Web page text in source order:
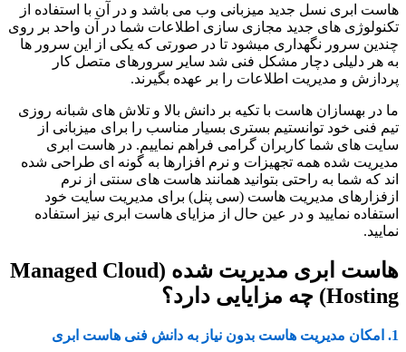
هاست ابری نسل جدید میزبانی وب می باشد و در آن با استفاده از
تکنولوژی های جدید مجازی سازی اطلاعات شما در آن واحد بر روی
چندین سرور نگهداری میشود تا در صورتی که یکی از این سرور ها
به هر دلیلی دچار مشکل فنی شد سایر سرورهای متصل کار
پردازش و مدیریت اطلاعات را بر عهده بگیرند.
ما در بهسازان هاست با تکیه بر دانش بالا و تلاش های شبانه روزی
تیم فنی خود توانستیم بستری بسیار مناسب را برای میزبانی از
سایت های شما کاربران گرامی فراهم نماییم. در هاست ابری
مدیریت شده همه تجهیزات و نرم افزارها به گونه ای طراحی شده
اند که شما به راحتی بتوانید همانند هاست های سنتی از نرم
ازفزارهای مدیریت هاست (سی پنل) برای مدیریت سایت خود
استفاده نمایید و در عین حال از مزایای هاست ابری نیز استفاده
نمایید.
هاست ابری مدیریت شده (Managed Cloud
Hosting) چه مزایایی دارد؟
1. امکان مدیریت هاست بدون نیاز به دانش فنی هاست ابری